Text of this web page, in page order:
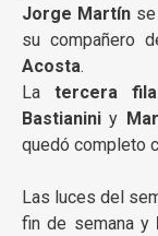
Jorge Martínse
su compañero
Acosta.
La tercera fila
Bastianini y
quedó completo
Las luces del
fin de semana y